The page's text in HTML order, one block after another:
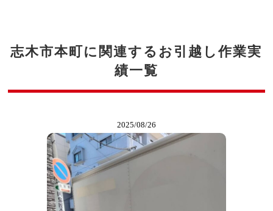
志木市本町に関連するお引越し作業実
績一覧
2025/08/26